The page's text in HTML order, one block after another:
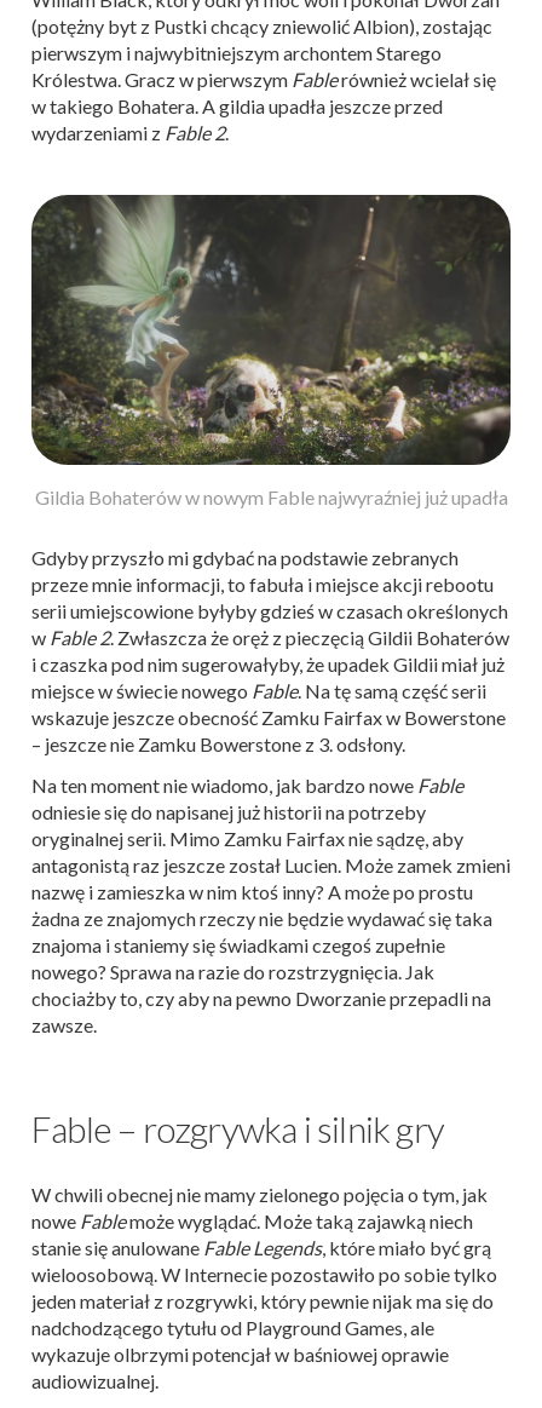
(potężny byt z Pustki chcący zniewolić Albion), zostając
pierwszym i najwybitniejszym archontem Starego
Królestwa. Gracz w pierwszym Fablerównież wcielał się
w takiego Bohatera. A gildia upadła jeszcze przed
wydarzeniami z Fable 2.
Gildia Bohaterów w nowym Fable najwyraźniej już upadła
Gdyby przyszło mi gdybać na podstawie zebranych
przeze mnie informacji, to fabuła i miejsce akcji rebootu
serii umiejscowione byłyby gdzieś w czasach określonych
w Fable 2. Zwłaszcza że oręż z pieczęcią Gildii Bohaterów
i czaszka pod nim sugerowałyby, że upadek Gildii miał już
miejsce w świecie nowego Fable. Na tę samą część serii
wskazuje jeszcze obecność Zamku Fairfax w Bowerstone
– jeszcze nie Zamku Bowerstone z 3. odsłony.
Na ten moment nie wiadomo, jak bardzo nowe Fable
odniesie się do napisanej już historii na potrzeby
oryginalnej serii. Mimo Zamku Fairfax nie sądzę, aby
antagonistą raz jeszcze został Lucien. Może zamek zmieni
nazwę i zamieszka w nim ktoś inny? A może po prostu
żadna ze znajomych rzeczy nie będzie wydawać się taka
znajoma i staniemy się świadkami czegoś zupełnie
nowego? Sprawa na razie do rozstrzygnięcia. Jak
chociażby to, czy aby na pewno Dworzanie przepadli na
zawsze.
Fable – rozgrywka i silnik gry
W chwili obecnej nie mamy zielonego pojęcia o tym, jak
nowe Fablemoże wyglądać. Może taką zajawką niech
stanie się anulowane Fable Legends, które miało być grą
wieloosobową. W Internecie pozostawiło po sobie tylko
jeden materiał z rozgrywki, który pewnie nijak ma się do
nadchodzącego tytułu od Playground Games, ale
wykazuje olbrzymi potencjał w baśniowej oprawie
audiowizualnej.